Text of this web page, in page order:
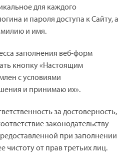
для каждого
и пароля доступа к Сайту, а
и имя.
заполнения веб-форм
кнопку «Настоящим
с условиями
и принимаю их».
за достоверность,
законодательству
при заполнении
от прав третьих лиц.